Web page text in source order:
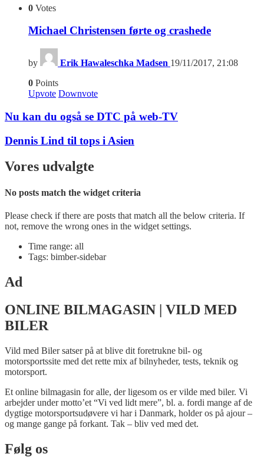
0 Votes
Michael Christensen førte og crashede
by Erik Hawaleschka Madsen 19/11/2017, 21:08
0 Points
Upvote Downvote
Nu kan du også se DTC på web-TV
Dennis Lind til tops i Asien
Vores udvalgte
No posts match the widget criteria
Please check if there are posts that match all the below criteria. If
not, remove the wrong ones in the widget settings.
Time range: all
Tags: bimber-sidebar
Ad
ONLINE BILMAGASIN | VILD MED
BILER
Vild med Biler satser på at blive dit foretrukne bil- og
motorsportssite med det rette mix af bilnyheder, tests, teknik og
motorsport.
Et online bilmagasin for alle, der ligesom os er vilde med biler. Vi
arbejder under motto’et “Vi ved lidt mere”, bl. a. fordi mange af de
dygtige motorsportsudøvere vi har i Danmark, holder os på ajour –
og mange gange på forkant. Tak – bliv ved med det.
Følg os